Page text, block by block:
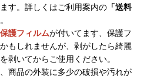
す。詳しくはご利用案内の 「送料
護フィルムが付いてます、保護フ
もしれませんが、剥がしたら綺麗
剥いてからご使用ください。
商品の外装に多少の破損や汚れが